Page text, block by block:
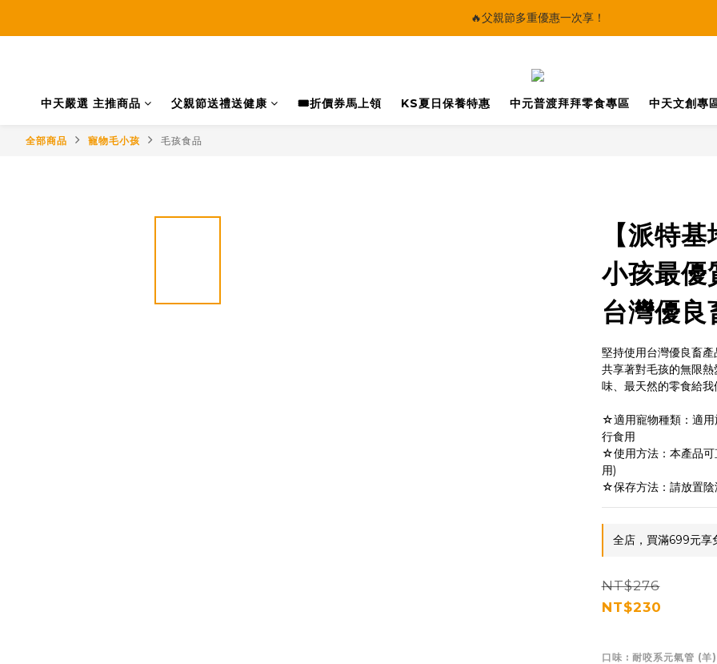
🔥父親節多重優惠一次享！
🔥父親節多重優惠一次享！
中天嚴選 主推商品 父親節送禮送健康 🎟️折價券馬上領 KS夏日保養特惠 中元普渡拜拜零食專區 中天文創專
全部商品 寵物毛小孩 毛孩食品
【派特
小孩最優
台灣優
堅持使用台灣優良畜
共享著對毛孩的無限
味、最天然的零食給
☆適用寵物種類：適用
行食用
☆使用方法：本產品可
用)
☆保存方法：請放置陰
全店，買滿699元享
NT$276
NT$230
口味 : 耐咬系元氣管 (